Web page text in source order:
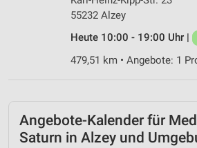
55232 Alzey
Heute 10:00 - 19:00 Uhr |
479,51 km • Angebote: 1
Angebote-Kalender für
Saturn in Alzey und